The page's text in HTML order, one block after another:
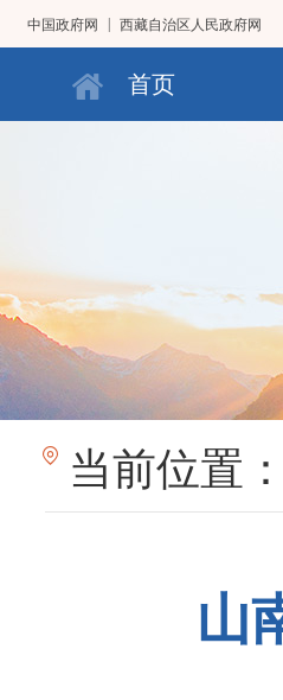
中国政府网 西藏自治区人民政府网
首页
当前位置：
山